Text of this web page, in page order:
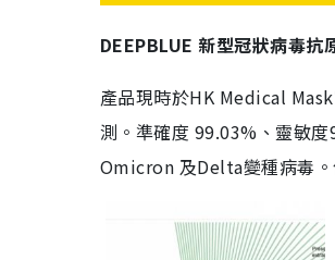
DEEPBLUE 新型冠狀病毒抗
產品現時於HK Medical
測。準確度 99.03%、靈敏
Omicron 及Delta變種病毒。